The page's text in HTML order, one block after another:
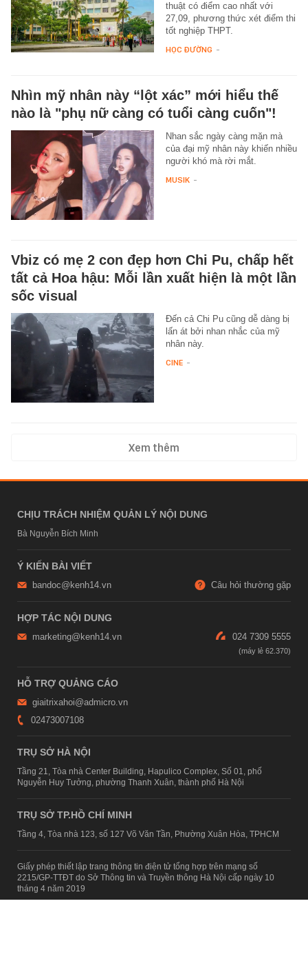
thuật có điểm cao nhất với
27,09, phương thức xét điểm thi
tốt nghiệp THPT.
HỌC ĐƯỜNG -
Nhìn mỹ nhân này “lột xác” mới hiểu thế
nào là "phụ nữ càng có tuổi càng cuốn"!
Nhan sắc ngày càng mặn mà
của đại mỹ nhân này khiến nhiều
người khó mà rời mắt.
MUSIK -
Vbiz có mẹ 2 con đẹp hơn Chi Pu, chấp hết
tất cả Hoa hậu: Mỗi lần xuất hiện là một lần
sốc visual
Đến cả Chi Pu cũng dễ dàng bị
lấn át bởi nhan nhắc của mỹ
nhân này.
CINE -
Xem thêm
CHỊU TRÁCH NHIỆM QUẢN LÝ NỘI DUNG
Bà Nguyễn Bích Minh
Ý KIẾN BÀI VIẾT
bandoc@kenh14.vn Câu hỏi thường gặp
HỢP TÁC NỘI DUNG
marketing@kenh14.vn 024 7309 5555
HỖ TRỢ QUẢNG CÁO
giaitrixahoi@admicro.vn
02473007108
TRỤ SỞ HÀ NỘI
Tầng 21, Tòa nhà Center Building, Hapulico Complex, Số 01, phố
Nguyễn Huy Tưởng, phường Thanh Xuân, thành phố Hà Nội
TRỤ SỞ TP.HỒ CHÍ MINH
Tầng 4, Tòa nhà 123, số 127 Võ Văn Tần, Phường Xuân Hòa, TPHCM
Giấy phép thiết lập trang thông tin điện tử tổng hợp trên mạng số
2215/GP-TTĐT do Sở Thông tin và Truyền thông Hà Nội cấp ngày 10
tháng 4 năm 2019